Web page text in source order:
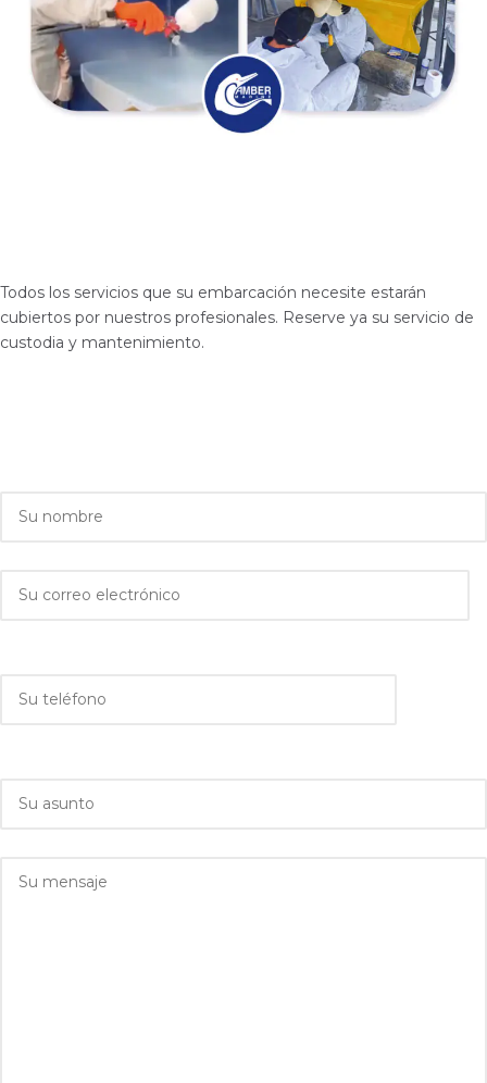
Todos los servicios que su embarcación necesite estarán
cubiertos por nuestros profesionales. Reserve ya su servicio de
custodia y mantenimiento.